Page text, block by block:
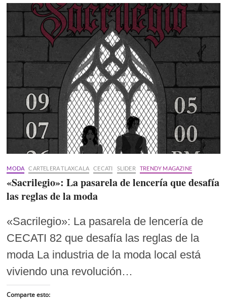
MODA CARTELERA TLAXCALA CECATI SLIDER TRENDY MAGAZINE
«Sacrilegio»: La pasarela de lencería que desafía
las reglas de la moda
«Sacrilegio»: La pasarela de lencería de
CECATI 82 que desafía las reglas de la
moda La industria de la moda local está
viviendo una revolución…
Comparte esto: